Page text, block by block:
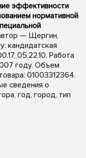
эффективности
нормативной
— Щергин,
кандидатская
05.22.10. Работа
году. Объем
01003312364.
сведения о
год, город, тип